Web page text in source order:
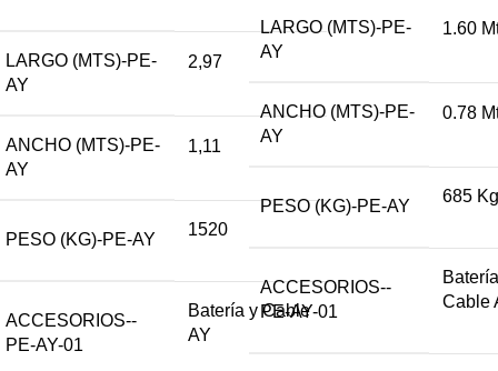
LARGO (MTS)-PE-
AY
2,97
ANCHO (MTS)-PE-
AY
1,11
PESO (KG)-PE-AY
1520
ACCESORIOS--
PE-AY-01
Batería y Cable
AY
LARGO (MTS)-PE-
AY
1.60
ANCHO (MTS)-PE-
AY
0.78
PESO (KG)-PE-AY
685 Kg
ACCESORIOS--
PE-AY-01
Cable